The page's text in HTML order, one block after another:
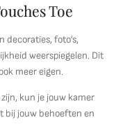
Toe
decoraties, foto’s,
weerspiegelen. Dit
meer eigen.
kun je jouw kamer
bij jouw behoeften en